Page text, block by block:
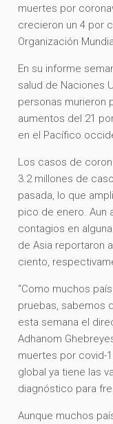
muertes por
crecieron un 4 por
Organización
En su informe
salud de Naciones
personas murieron
aumentos del 21
en el Pacífico
Los casos de
3.2 millones de
pasada, lo que
pico de enero. Aun
contagios en
de Asia reportaron
ciento,
“Como muchos
pruebas, sabemos
esta semana el
Adhanom
muertes por covid-
global ya tiene las
diagnóstico para
Aunque muchos